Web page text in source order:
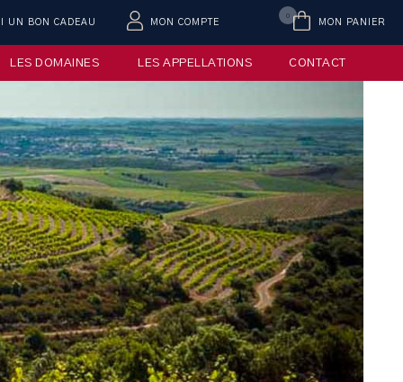
UN BON CADEAU MON COMPTE MON PANIER
0
LES DOMAINES LES APPELLATIONS CONTACT